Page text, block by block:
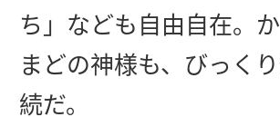
ち」なども自由自在。
まどの神様も、びっく
続だ。